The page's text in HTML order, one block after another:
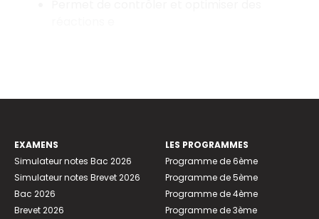
EXAMENS
Simulateur notes Bac 2026
Simulateur notes Brevet 2026
Bac 2026
Brevet 2026
LES PROGRAMMES
Programme de 6ème
Programme de 5ème
Programme de 4ème
Programme de 3ème